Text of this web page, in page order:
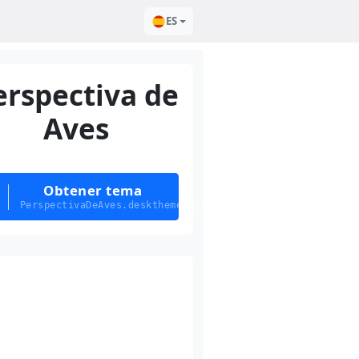
ES
de
Aves
Obtener tema
PerspectivaDeAves.deskthemepack